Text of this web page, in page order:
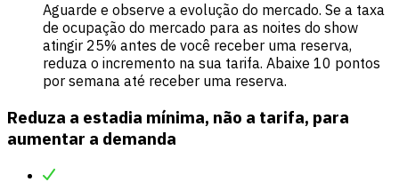
Aguarde e observe a evolução do mercado. Se a taxa
de ocupação do mercado para as noites do show
atingir 25% antes de você receber uma reserva,
reduza o incremento na sua tarifa. Abaixe 10 pontos
por semana até receber uma reserva.
Reduza a estadia mínima, não a tarifa, para
aumentar a demanda